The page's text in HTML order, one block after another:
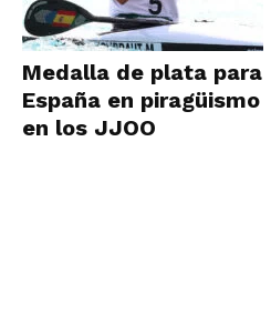
Medalla de plata para
España en piragüismo
en los JJOO